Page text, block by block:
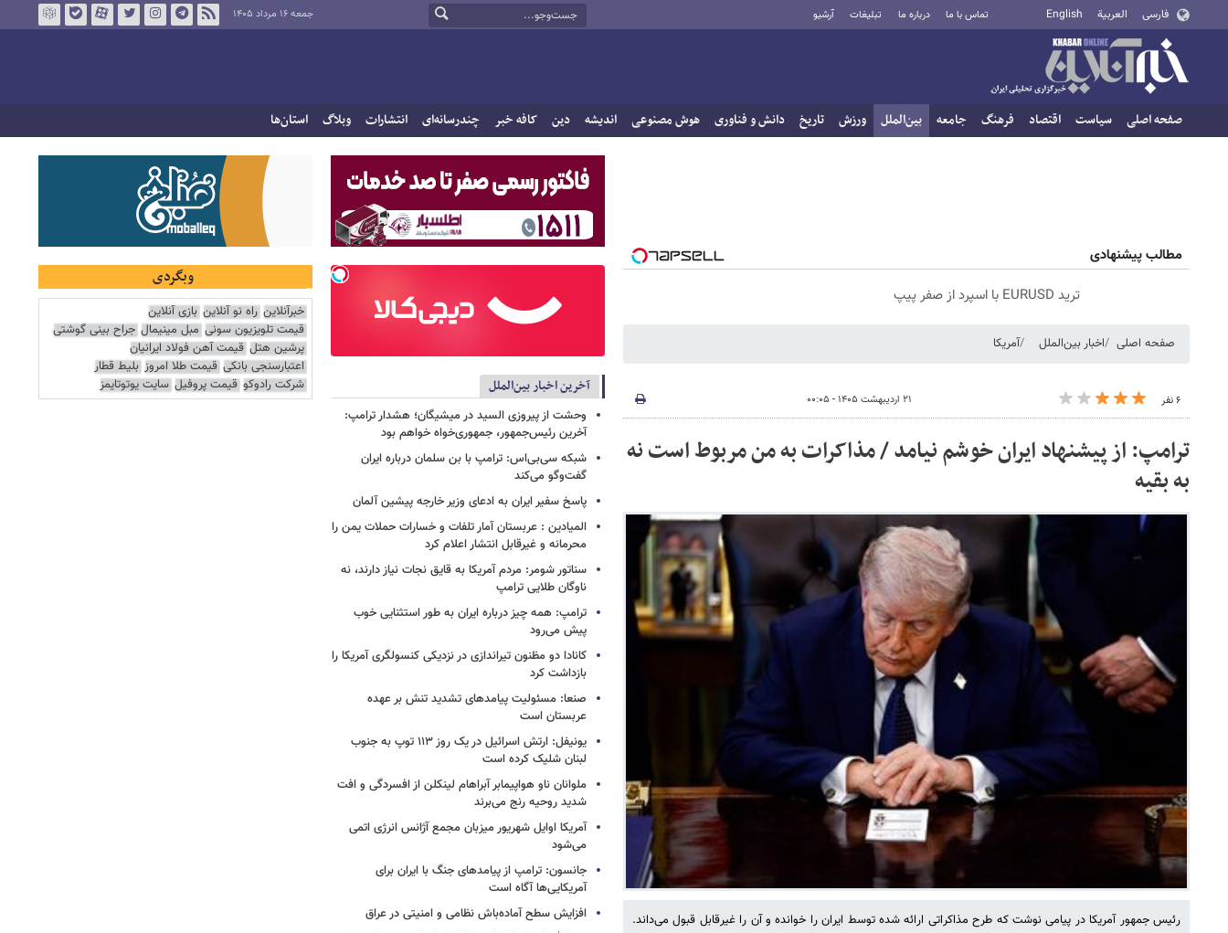
فارسی العربية English تماس با ما درباره ما تبلیغات آرشیو جمعه ۱۶ مرداد ۱۴۰۵
صفحه اصلی سیاست اقتصاد فرهنگ جامعه بین‌الملل ورزش تاریخ دانش و فناوری هوش مصنوعی اندیشه دین کافه خبر چندرسانه‌ای انتشارات وبلاگ استان‌ها
مطالب پیشنهادی
ترید EURUSD با اسپرد از صفر پیپ
صفحه اصلی اخبار بین‌الملل آمریکا
۶ نفر ۲۱ اردیبهشت ۱۴۰۵ - ۰۰:۰۵
ترامپ: از پیشنهاد ایران خوشم نیامد / مذاکرات به من مربوط است نه
به بقیه
رئیس جمهور آمریکا در پیامی نوشت که طرح مذاکراتی ارائه شده توسط ایران را خوانده و آن را غیرقابل قبول می‌داند.
آخرین اخبار بین‌الملل
وحشت از پیروزی السید در میشیگان؛ هشدار ترامپ:
آخرین رئیس‌جمهور، جمهوری‌خواه خواهم بود
شبکه سی‌بی‌اس: ترامپ با بن سلمان درباره ایران
گفت‌وگو می‌کند
پاسخ سفیر ایران به ادعای وزیر خارجه پیشین آلمان
المیادین : عربستان آمار تلفات و خسارات حملات یمن را
محرمانه و غیرقابل انتشار اعلام کرد
سناتور شومر: مردم آمریکا به قایق نجات نیاز دارند، نه
ناوگان طلایی ترامپ
ترامپ: همه چیز درباره ایران به طور استثنایی خوب
پیش می‌رود
کانادا دو مظنون تیراندازی در نزدیکی کنسولگری آمریکا را
بازداشت کرد
صنعا: مسئولیت پیامدهای تشدید تنش بر عهده
عربستان است
یونیفل: ارتش اسرائیل در یک روز ۱۱۳ توپ به جنوب
لبنان شلیک کرده است
ملوانان ناو هواپیمابر آبراهام لینکلن از افسردگی و افت
شدید روحیه رنج می‌برند
آمریکا اوایل شهریور میزبان مجمع آژانس انرژی اتمی
می‌شود
جانسون: ترامپ از پیامدهای جنگ با ایران برای
آمریکایی‌ها آگاه است
افزایش سطح آماده‌باش نظامی و امنیتی در عراق
وبگردی
خبرآنلاین راه نو آنلاین بازی آنلاین
قیمت تلویزیون سونی مبل مینیمال جراح بینی گوشتی
پرشین هتل قیمت آهن فولاد ایرانیان
اعتبارسنجی بانکی قیمت طلا امروز بلیط قطار
شرکت رادوکو قیمت پروفیل سایت یوتوتایمز